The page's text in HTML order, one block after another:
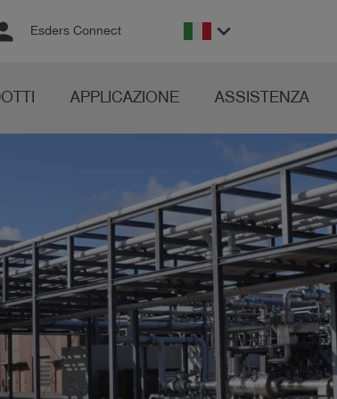
Esders Connect keyboard_arrow_down
APPLICAZIONE ASSISTENZA